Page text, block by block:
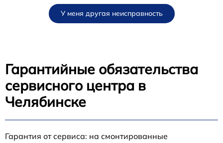
У меня другая неисправность
Гарантийные обязательства
сервисного центра в
Челябинске
Гарантия от сервиса: на смонтированные